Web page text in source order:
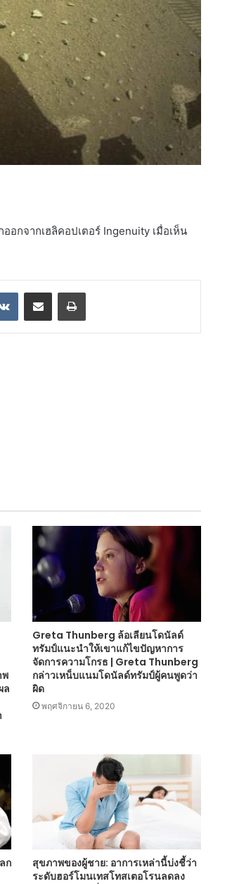
อกจากเฮลิคอปเตอร์ Ingenuity เมื่อเห็น
VKontakteShare via Email Print
พ
ล
Greta Thunberg ล้อเลียนโดนัลด์
ทรัมป์แนะนำให้เขาแก้ไขปัญหาการ
จัดการความโกรธ | Greta Thunberg
กล่าวเหน็บแนมโดนัลด์ทรัมป์ผู้คนพูดว่า
ผิด
พฤศจิกายน 6, 2020
ก
สุขภาพของผู้ชาย: อาการเหล่านี้บ่งชี้ว่า
ระดับฮอร์โมนเทสโทสเตอโรนลดลง